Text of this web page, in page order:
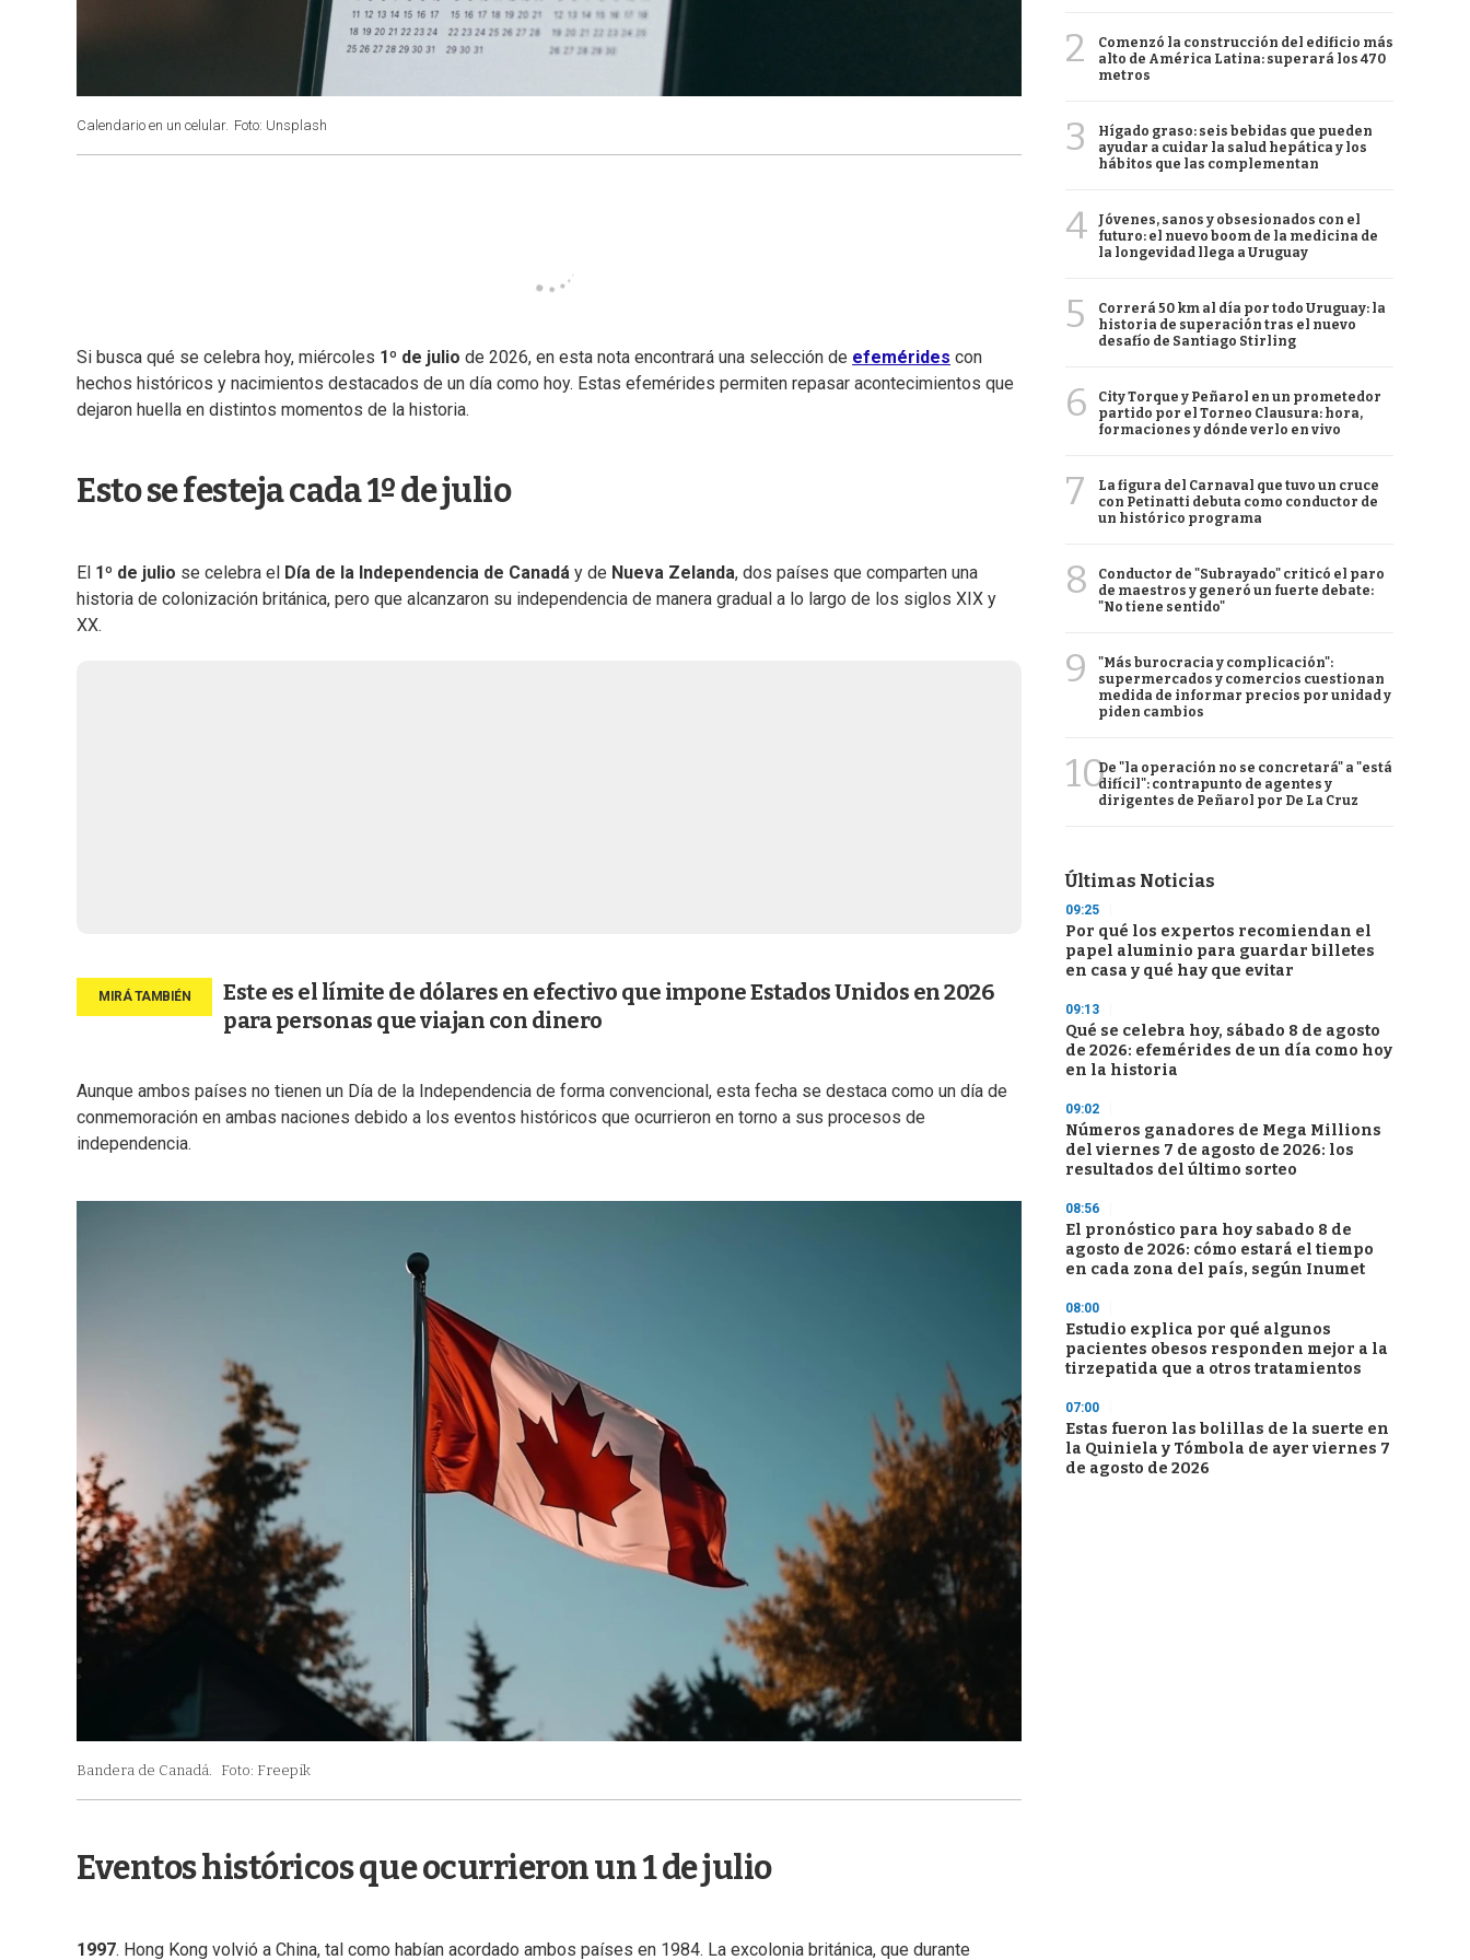
Calendario en un celular. Foto: Unsplash
Si busca qué se celebra hoy, miércoles 1º de julio de 2026, en esta nota encontrará una selección de efemérides con
hechos históricos y nacimientos destacados de un día como hoy. Estas efemérides permiten repasar acontecimientos que
dejaron huella en distintos momentos de la historia.
Esto se festeja cada 1º de julio
El 1º de julio se celebra el Día de la Independencia de Canadá y de Nueva Zelanda, dos países que comparten una
historia de colonización británica, pero que alcanzaron su independencia de manera gradual a lo largo de los siglos XIX y
XX.
Este es el límite de dólares en efectivo que impone Estados Unidos en 2026
para personas que viajan con dinero
Aunque ambos países no tienen un Día de la Independencia de forma convencional, esta fecha se destaca como un día de
conmemoración en ambas naciones debido a los eventos históricos que ocurrieron en torno a sus procesos de
independencia.
Bandera de Canadá. Foto: Freepik
Eventos históricos que ocurrieron un 1 de julio
1997. Hong Kong volvió a China, tal como habían acordado ambos países en 1984. La excolonia británica, que durante
2
Comenzó la construcción del edificio más
alto de América Latina: superará los 470
metros
3
Hígado graso: seis bebidas que pueden
ayudar a cuidar la salud hepática y los
hábitos que las complementan
4
Jóvenes, sanos y obsesionados con el
futuro: el nuevo boom de la medicina de
la longevidad llega a Uruguay
5
Correrá 50 km al día por todo Uruguay: la
historia de superación tras el nuevo
desafío de Santiago Stirling
6
City Torque y Peñarol en un prometedor
partido por el Torneo Clausura: hora,
formaciones y dónde verlo en vivo
7
La figura del Carnaval que tuvo un cruce
con Petinatti debuta como conductor de
un histórico programa
8
Conductor de "Subrayado" criticó el paro
de maestros y generó un fuerte debate:
"No tiene sentido"
9
"Más burocracia y complicación":
supermercados y comercios cuestionan
medida de informar precios por unidad y
piden cambios
10De "la operación no se concretará" a "está
difícil": contrapunto de agentes y
dirigentes de Peñarol por De La Cruz
Últimas Noticias
09:25
Por qué los expertos recomiendan el
papel aluminio para guardar billetes
en casa y qué hay que evitar
09:13
Qué se celebra hoy, sábado 8 de agosto
de 2026: efemérides de un día como hoy
en la historia
09:02
Números ganadores de Mega Millions
del viernes 7 de agosto de 2026: los
resultados del último sorteo
08:56
El pronóstico para hoy sabado 8 de
agosto de 2026: cómo estará el tiempo
en cada zona del país, según Inumet
08:00
Estudio explica por qué algunos
pacientes obesos responden mejor a la
tirzepatida que a otros tratamientos
07:00
Estas fueron las bolillas de la suerte en
la Quiniela y Tómbola de ayer viernes 7
de agosto de 2026